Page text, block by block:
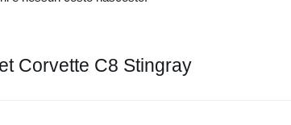
Corvette C8 Stingray